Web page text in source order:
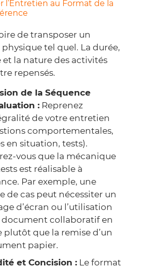
l’Entretien au Format de la
de transposer un
tel quel. La durée,
et la nature des activités
repensés.
de la Séquence
: Reprenez
de votre entretien
comportementales,
en situation, tests).
vous que la mécanique
est réalisable à
Par exemple, une
de cas peut nécessiter un
d’écran ou l’utilisation
document collaboratif en
plutôt que la remise d’un
papier.
et Concision : Le format